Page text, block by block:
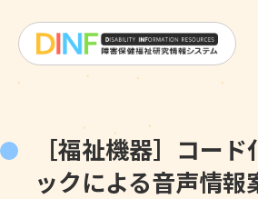
［福祉機器］コー
ックによる音声情報